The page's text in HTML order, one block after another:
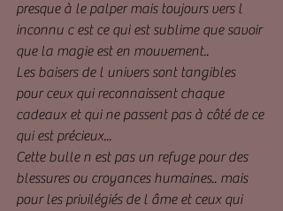
presque à le palper mais toujours vers l
inconnu c est ce qui est sublime que savoir
que la magie est en mouvement..
Les baisers de l univers sont tangibles
pour ceux qui reconnaissent chaque
cadeaux et qui ne passent pas à côté de ce
qui est précieux...
Cette bulle n est pas un refuge pour des
blessures ou croyances humaines.. mais
pour les privilégiés de l âme et ceux qui